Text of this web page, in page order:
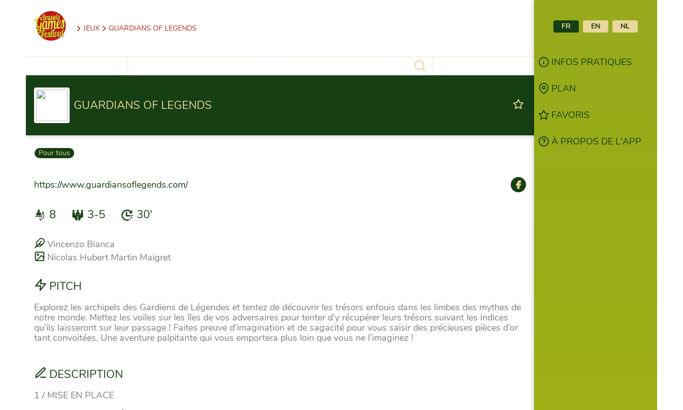
JEUX GUARDIANS OF LEGENDS
GUARDIANS OF LEGENDS
Pour tous
https://www.guardiansoflegends.com/
8 3-5 30'
Vincenzo Bianca
Nicolas Hubert Martin Maigret
PITCH
Explorez les archipels des Gardiens de Légendes et tentez de découvrir les trésors enfouis dans les limbes des mythes de
notre monde. Mettez les voiles sur les îles de vos adversaires pour tenter d’y récupérer leurs trésors suivant les indices
qu’ils laisseront sur leur passage ! Faites preuve d’imagination et de sagacité pour vous saisir des précieuses pièces d’or
tant convoitées. Une aventure palpitante qui vous emportera plus loin que vous ne l’imaginez !
DESCRIPTION
1 / MISE EN PLACE
FR EN NL
INFOS PRATIQUES
PLAN
FAVORIS
À PROPOS DE L'APP